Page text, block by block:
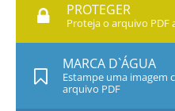
PROTEGER
Proteja o arquivo PDF
MARCA D`ÁGUA
Estampe uma imagem
arquivo PDF